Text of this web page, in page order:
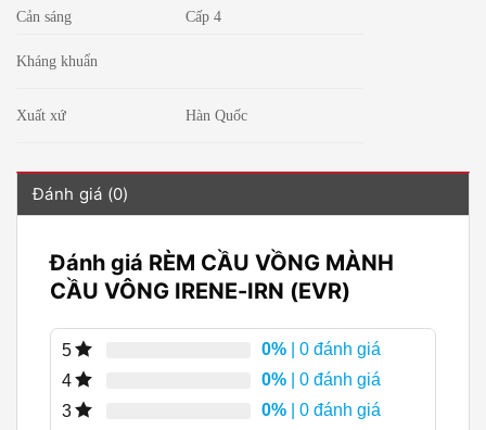
Cản sáng Cấp 4
Kháng khuẩn
Xuất xứ Hàn Quốc
Đánh giá (0)
Đánh giá RÈM CẦU VỒNG MÀNH
CẦU VÔNG IRENE-IRN (EVR)
5 0% | 0 đánh giá
4
0% | 0 đánh giá
3
0% | 0 đánh giá